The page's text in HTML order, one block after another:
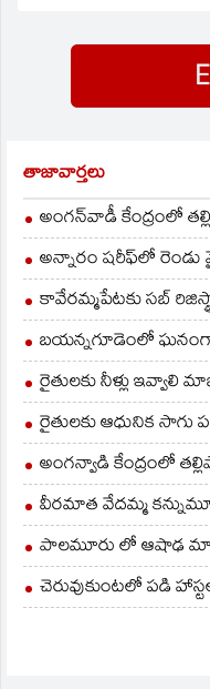
తాజావార్తలు
అంగన్‌వాడీ కేంద్రంలో
అన్నారం షరీఫ్‌లో రెండు
కావేరమ్మపేటకు సబ్
బయన్నగూడెంలో
రైతులకు నీళ్లు ఇవ్వాలి
రైతులకు ఆధునిక సాగు
అంగన్వాడి కేంద్రంలో
వీరమాత వేదమ్మ
పాలమూరు లో ఆషాఢ
చెరువుకుంటలో పడి